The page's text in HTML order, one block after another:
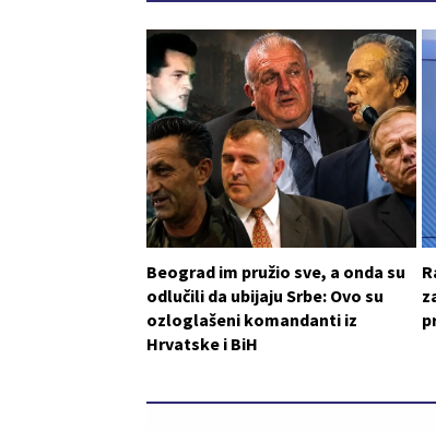
Beograd im pružio sve, a onda su
odlučili da ubijaju Srbe: Ovo su
ozloglašeni komandanti iz
Hrvatske i BiH